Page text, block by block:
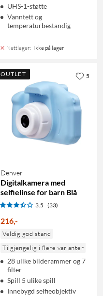
UHS-1-støtte
Vanntett og
temperaturbestandig
Nettlager: Ikke på lager
OUTLET
Denver
Digitalkamera med
selfielinse for barn Blå
3.5 (33)
216,-
Veldig god stand
Tilgjengelig i flere varianter
28 ulike bilderammer og 7
filter
Spill 5 ulike spill
Innebygd selfieobjektiv
5